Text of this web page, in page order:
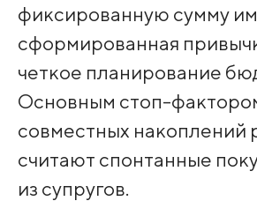
фиксированную сумму
сформированная
четкое планирование
Основным стоп-
совместных накоплений
считают спонтанные
из супругов.